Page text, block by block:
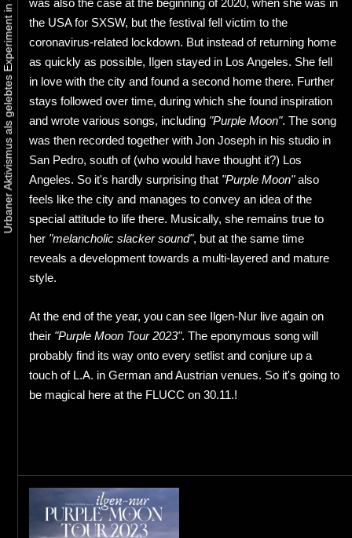
the USA for SXSW, but the festival fell victim to the
coronavirus-related lockdown. But instead of returning home
as quickly as possible, Ilgen stayed in Los Angeles. She fell
in love with the city and found a second home there. Further
stays followed over time, during which she found inspiration
and wrote various songs, including "Purple Moon". The song
was then recorded together with Jon Joseph in his studio in
San Pedro, south of (who would have thought it?) Los
Angeles. So it's hardly surprising that "Purple Moon"also
feels like the city and manages to convey an idea of the
special attitude to life there. Musically, she remains true to
her "melancholic slacker sound", but at the same time
reveals a development towards a multi-layered and mature
style.
At the end of the year, you can see Ilgen-Nur live again on
their "Purple Moon Tour 2023". The eponymous song will
probably find its way onto every setlist and conjure up a
touch of L.A. in German and Austrian venues. So it's going to
be magical here at the FLUCC on 30.11.!